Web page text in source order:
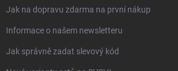
Jak na dopravu zdarma na první nákup
Informace o našem newsletteru
Jak správně zadat slevový kód